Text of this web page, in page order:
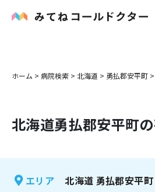
内科
花粉症
ホーム > 病院検索 > 北海道 > 勇払郡安平町 >
北海道勇払郡安平町
エリア 北海道 勇払郡安平町